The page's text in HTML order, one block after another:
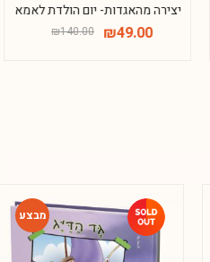
יצירה מהאגדות- יום הולדת לאמא
₪140.00 ₪49.00